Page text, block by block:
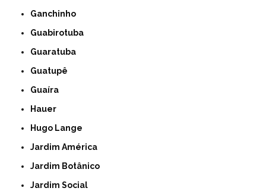
Ganchinho
Guabirotuba
Guaratuba
Guatupê
Guaíra
Hauer
Hugo Lange
Jardim América
Jardim Botânico
Jardim Social